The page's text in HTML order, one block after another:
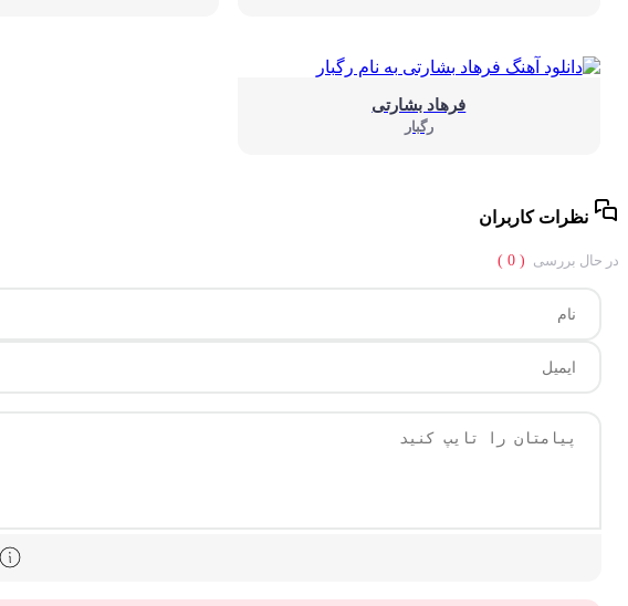
فرهاد بشارتی
رگبار
نظرات کاربران
در حال بررسی ( 0 )